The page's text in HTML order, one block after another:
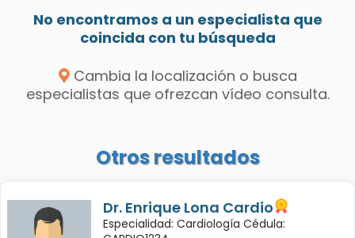
No encontramos a un especialista que
coincida con tu búsqueda
Cambia la localización o busca
especialistas que ofrezcan vídeo consulta.
Otros resultados
Dr. Enrique Lona Cardio
Especialidad: Cardiología Cédula: